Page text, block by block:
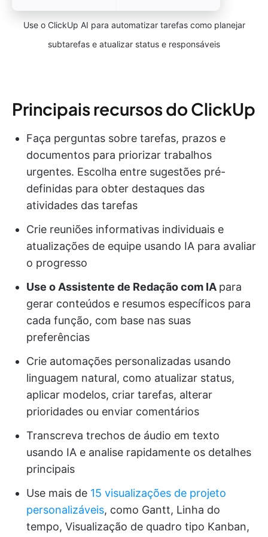
Use o ClickUp AI para automatizar tarefas como planejar
subtarefas e atualizar status e responsáveis
Principais recursos do ClickUp
Faça perguntas sobre tarefas, prazos e
documentos para priorizar trabalhos
urgentes. Escolha entre sugestões pré-
definidas para obter destaques das
atividades das tarefas
Crie reuniões informativas individuais e
atualizações de equipe usando IA para avaliar
o progresso
Use o Assistente de Redação com IA para
gerar conteúdos e resumos específicos para
cada função, com base nas suas
preferências
Crie automações personalizadas usando
linguagem natural, como atualizar status,
aplicar modelos, criar tarefas, alterar
prioridades ou enviar comentários
Transcreva trechos de áudio em texto
usando IA e analise rapidamente os detalhes
principais
Use mais de 15 visualizações de projeto
personalizáveis, como Gantt, Linha do
tempo, Visualização de quadro tipo Kanban,